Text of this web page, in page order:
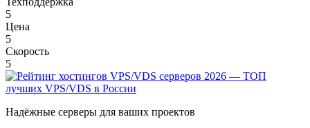
5
Цена
5
Скорость
5
Надёжные серверы для ваших проектов